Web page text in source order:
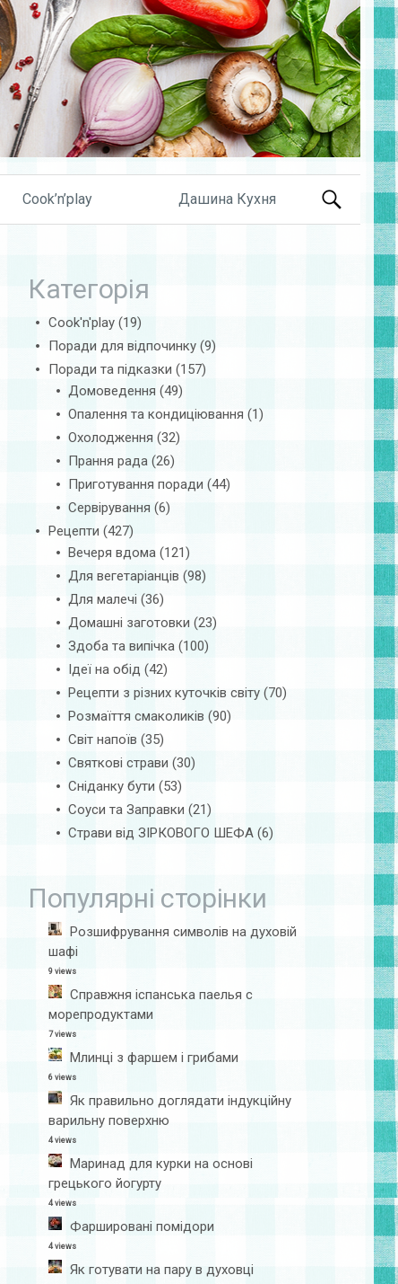
Cook’n’play Дашина Кухня Search
Категорія
Cook'n'play(19)
Поради для відпочинку(9)
Поради та підказки (157)
Домоведення (49)
Опалення та кондиціювання (1)
Охолодження (32)
Прання рада (26)
Приготування поради (44)
Сервірування (6)
Рецепти (427)
Вечеря вдома (121)
Для вегетаріанців (98)
Для малечі (36)
Домашні заготовки (23)
Здоба та випічка (100)
Ідеї на обід (42)
Рецепти з різних куточків світу (70)
Розмаїття смаколиків (90)
Світ напоїв (35)
Святкові страви (30)
Сніданку бути (53)
Соуси та Заправки (21)
Страви від ЗІРКОВОГО ШЕФА (6)
Популярні сторінки
Розшифрування символів на духовій
шафі
9 views
Справжня іспанська паелья с
морепродуктами
7 views
Млинці з фаршем і грибами
6 views
Як правильно доглядати індукційну
варильну поверхню
4 views
Маринад для курки на основі
грецького йогурту
4 views
Фаршировані помідори
4 views
Як готувати на пару в духовці